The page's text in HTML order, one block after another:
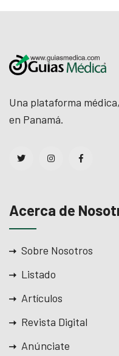
Una plataforma
en Panamá.
Acerca de
Sobre Nosotros
Listado
Artículos
Revista Digital
Anúnciate